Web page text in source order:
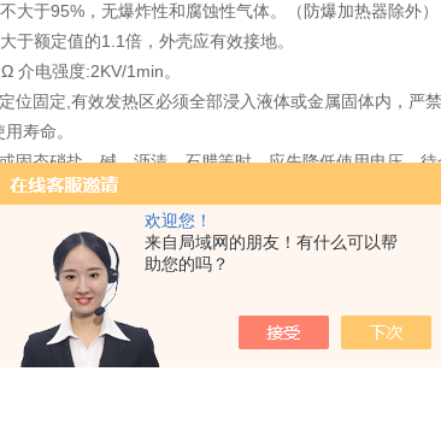
欢迎您！
来自局域网的朋友！有什么可以帮
助您的吗？
大于95%，无爆炸性和腐蚀性气体。（防爆加热器除外）
于额定值的1.1倍，外壳应有效接地。
介电强度:2KV/1min。
位固定,有效发热区必须全部浸入液体或金属固体内，
寿命。
固态硝盐、碱、沥清、石腊等时，应先降低使用电压，待
应交叉均匀排列，使元件有良好的散热条件，使流过的空
虑安全措施，预防爆炸事故。
保温层外面，避免与腐蚀性、爆炸性介质、水份接触;引
燥处，若因长期放置绝缘电阻低于1MΩ时，可在200℃左
氧化镁粉，在使用场所避免受到污染物与水分渗入，防止